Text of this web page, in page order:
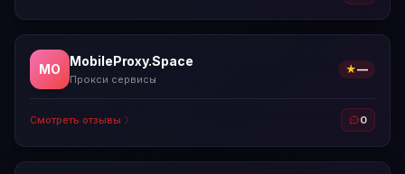
MO
MobileProxy.Space
Прокси сервисы
★—
Смотреть отзывы 0